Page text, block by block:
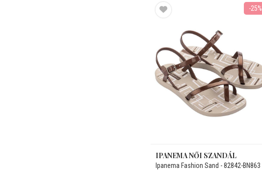
-25%
IPANEMA NŐI SZANDÁL
Ipanema Fashion Sand - 82842-BN863